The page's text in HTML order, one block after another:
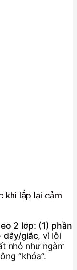
khi lắp lại cảm
2 lớp: (1) phần
dây/giắc, vì lỗi
nhỏ như ngàm
“khóa”.